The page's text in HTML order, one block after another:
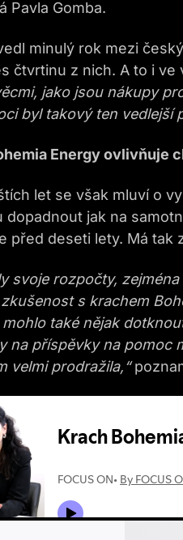
Pavla Gomba.
minulý rok mezi
čtvrtinu z nich. A to i ve
jako jsou nákupy
byl takový ten vedlejší
Energy ovlivňuje
let se však mluví o
dopadnout jak na
před deseti lety. Má tak
svoje rozpočty,
s krachem
také nějak
na příspěvky na pomoc
velmi prodražila,“